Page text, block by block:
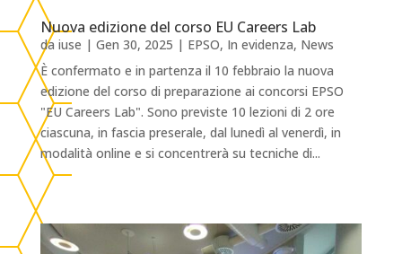
Nuova edizione del corso EU Careers Lab
da iuse | Gen 30, 2025 | EPSO, In evidenza, News
È confermato e in partenza il 10 febbraio la nuova
edizione del corso di preparazione ai concorsi EPSO
"EU Careers Lab". Sono previste 10 lezioni di 2 ore
ciascuna, in fascia preserale, dal lunedì al venerdì, in
modalità online e si concentrerà su tecniche di...